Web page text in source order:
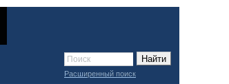
Расширенный поиск